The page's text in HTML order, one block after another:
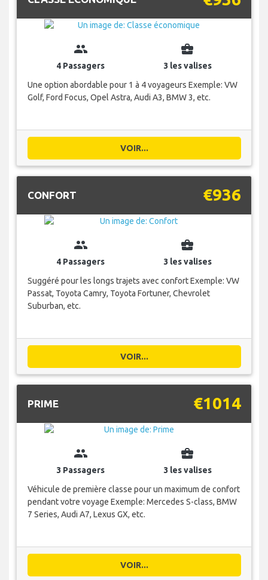
group
4 Passagers
business_center
3 les valises
Une option abordable pour 1 à 4 voyageurs Exemple: VW
Golf, Ford Focus, Opel Astra, Audi A3, BMW 3, etc.
VOIR...
CONFORT €936
group
4 Passagers
business_center
3 les valises
Suggéré pour les longs trajets avec confort Exemple: VW
Passat, Toyota Camry, Toyota Fortuner, Chevrolet
Suburban, etc.
VOIR...
PRIME €1014
group
3 Passagers
business_center
3 les valises
Véhicule de première classe pour un maximum de confort
pendant votre voyage Exemple: Mercedes S-class, BMW
7 Series, Audi A7, Lexus GX, etc.
VOIR...